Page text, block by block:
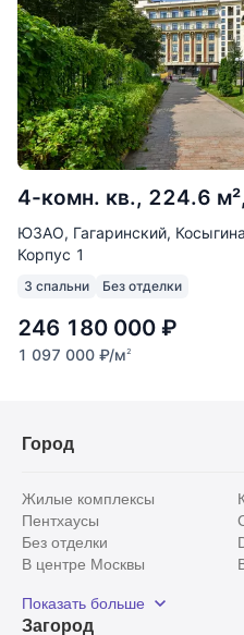
4-комн. кв., 224.6
ЮЗАО, Гагаринский,
Корпус 1
3 спальни Без отделки
246 180 000 ₽
1 097 000 ₽/м2
Город
Жилые комплексы
Пентхаусы
Без отделки
В центре Москвы
Рядом с парком
С панорамными окнами
Показать больше
Загород